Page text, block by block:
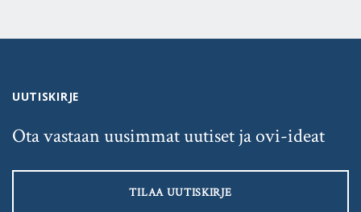
UUTISKIRJE
Ota vastaan uusimmat uutiset ja ovi-ideat
TILAA UUTISKIRJE